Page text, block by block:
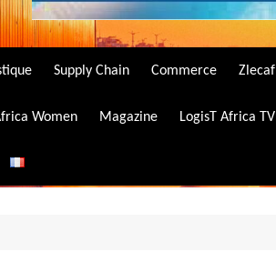
Supply Chain Commerce Zlecaf
Women Magazine LogisT Africa TV